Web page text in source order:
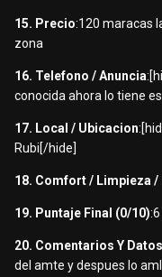
15. Precio:120 maracas
zona
16. Telefono / Anuncia
conocida ahora lo tiene
17. Local / Ubicacion
Rubi[/hide]
18. Comfort / Limpieza /
19. Puntaje Final (0/10):6
20. Comentarios Y
del amte y despues lo